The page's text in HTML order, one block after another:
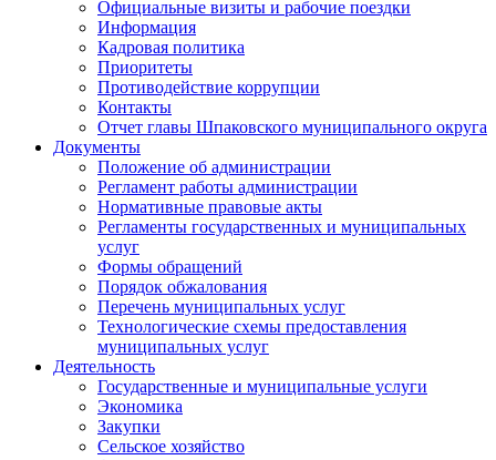
Официальные визиты и рабочие поездки
Информация
Кадровая политика
Приоритеты
Противодействие коррупции
Контакты
Отчет главы Шпаковского муниципального округа
Документы
Положение об администрации
Регламент работы администрации
Нормативные правовые акты
Регламенты государственных и муниципальных
услуг
Формы обращений
Порядок обжалования
Перечень муниципальных услуг
Технологические схемы предоставления
муниципальных услуг
Деятельность
Государственные и муниципальные услуги
Экономика
Закупки
Сельское хозяйство